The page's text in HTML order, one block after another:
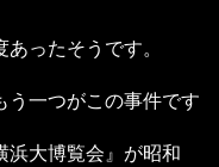
ったそうです。
一つがこの事件です
浜大博覧会』が昭和